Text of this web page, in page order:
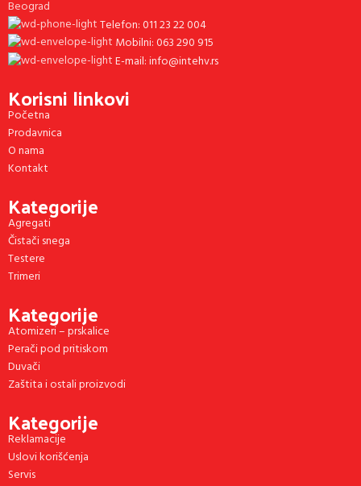
Beograd
Telefon: 011 23 22 004
Mobilni: 063 290 915
E-mail: info@intehv.rs
Korisni linkovi
Početna
Prodavnica
O nama
Kontakt
Kategorije
Agregati
Čistači snega
Testere
Trimeri
Kategorije
Atomizeri – prskalice
Perači pod pritiskom
Duvači
Zaštita i ostali proizvodi
Kategorije
Reklamacije
Uslovi korišćenja
Servis